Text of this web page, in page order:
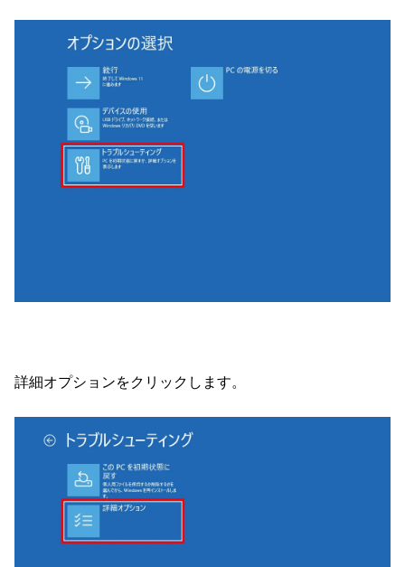
詳細オプションをクリックします。